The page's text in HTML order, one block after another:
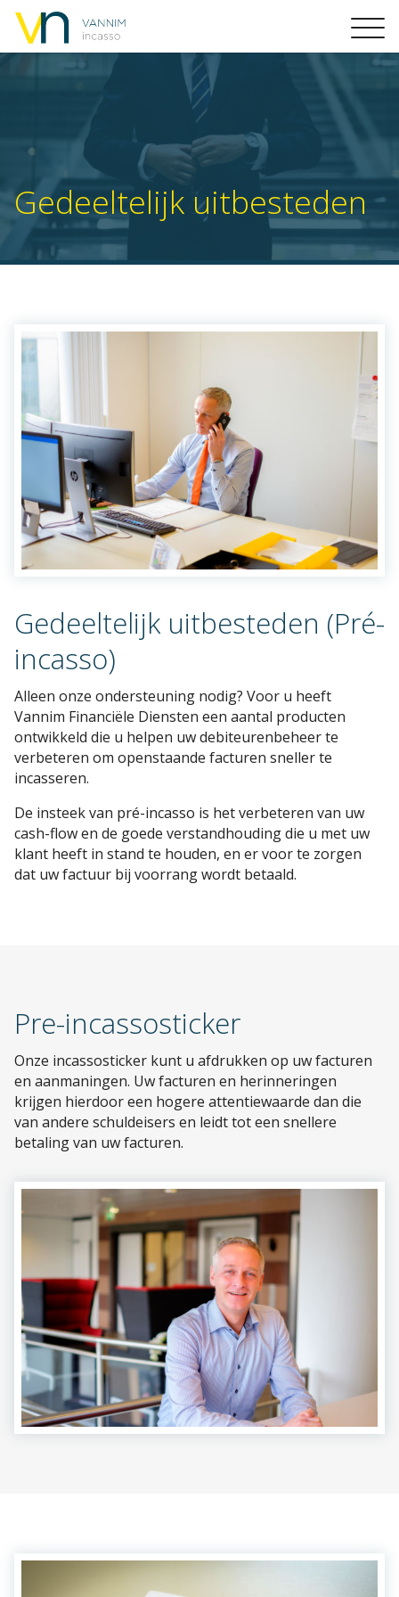
Gedeeltelijk uitbesteden
Gedeeltelijk uitbesteden (Pré-
incasso)
Alleen onze ondersteuning nodig? Voor u heeft
Vannim Financiële Diensten een aantal producten
ontwikkeld die u helpen uw debiteurenbeheer te
verbeteren om openstaande facturen sneller te
incasseren.
De insteek van pré-incasso is het verbeteren van uw
cash-flow en de goede verstandhouding die u met uw
klant heeft in stand te houden, en er voor te zorgen
dat uw factuur bij voorrang wordt betaald.
Pre-incassosticker
Onze incassosticker kunt u afdrukken op uw facturen
en aanmaningen. Uw facturen en herinneringen
krijgen hierdoor een hogere attentiewaarde dan die
van andere schuldeisers en leidt tot een snellere
betaling van uw facturen.